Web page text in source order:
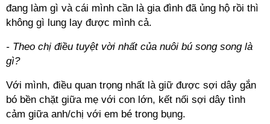
đang làm gì và cái mình cần là gia đình đã ủng hộ rồi thì
không gì lung lay được mình cả.
- Theo chị điều tuyệt vời nhất của nuôi bú song song là
gì?
Với mình, điều quan trọng nhất là giữ được sợi dây gắn
bó bền chặt giữa mẹ với con lớn, kết nối sợi dây tình
cảm giữa anh/chị với em bé trong bụng.